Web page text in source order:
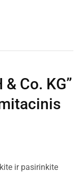
Co. KG”
ir pasirinkite